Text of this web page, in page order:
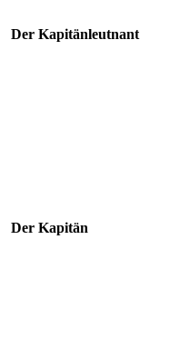
Der Kapitänleutnant
Der Kapitän